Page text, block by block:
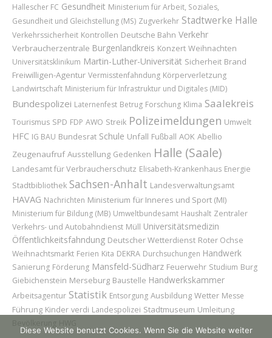
Hallescher FC Gesundheit Ministerium für Arbeit, Soziales,
Gesundheit und Gleichstellung (MS) Zugverkehr Stadtwerke Halle
Verkehrssicherheit Kontrollen Deutsche Bahn Verkehr
Verbraucherzentrale Burgenlandkreis Konzert Weihnachten
Universitätsklinikum Martin-Luther-Universität Sicherheit Brand
Freiwilligen-Agentur Vermisstenfahndung Körperverletzung
Landwirtschaft Ministerium für Infrastruktur und Digitales (MID)
Bundespolizei Laternenfest Betrug Forschung Klima Saalekreis
Tourismus SPD FDP AWO Streik Polizeimeldungen Umwelt
HFC IG BAU Bundesrat Schule Unfall Fußball AOK Abellio
Zeugenaufruf Ausstellung Gedenken Halle (Saale)
Landesamt für Verbraucherschutz Elisabeth-Krankenhaus Energie
Stadtbibliothek Sachsen-Anhalt Landesverwaltungsamt
HAVAG Nachrichten Ministerium für Inneres und Sport (MI)
Ministerium für Bildung (MB) Umweltbundesamt Haushalt Zentraler
Verkehrs- und Autobahndienst Müll Universitätsmedizin
Öffentlichkeitsfahndung Deutscher Wetterdienst Roter Ochse
Weihnachtsmarkt Ferien Kita DEKRA Durchsuchungen Handwerk
Sanierung Förderung Mansfeld-Südharz Feuerwehr Studium Burg
Giebichenstein Merseburg Baustelle Handwerkskammer
Arbeitsagentur Statistik Entsorgung Ausbildung Wetter Messe
Führung Kinder verdi Landespolizei Stadtmuseum Umleitung
Diese Website benutzt Cookies. Wenn Sie die Website weiter